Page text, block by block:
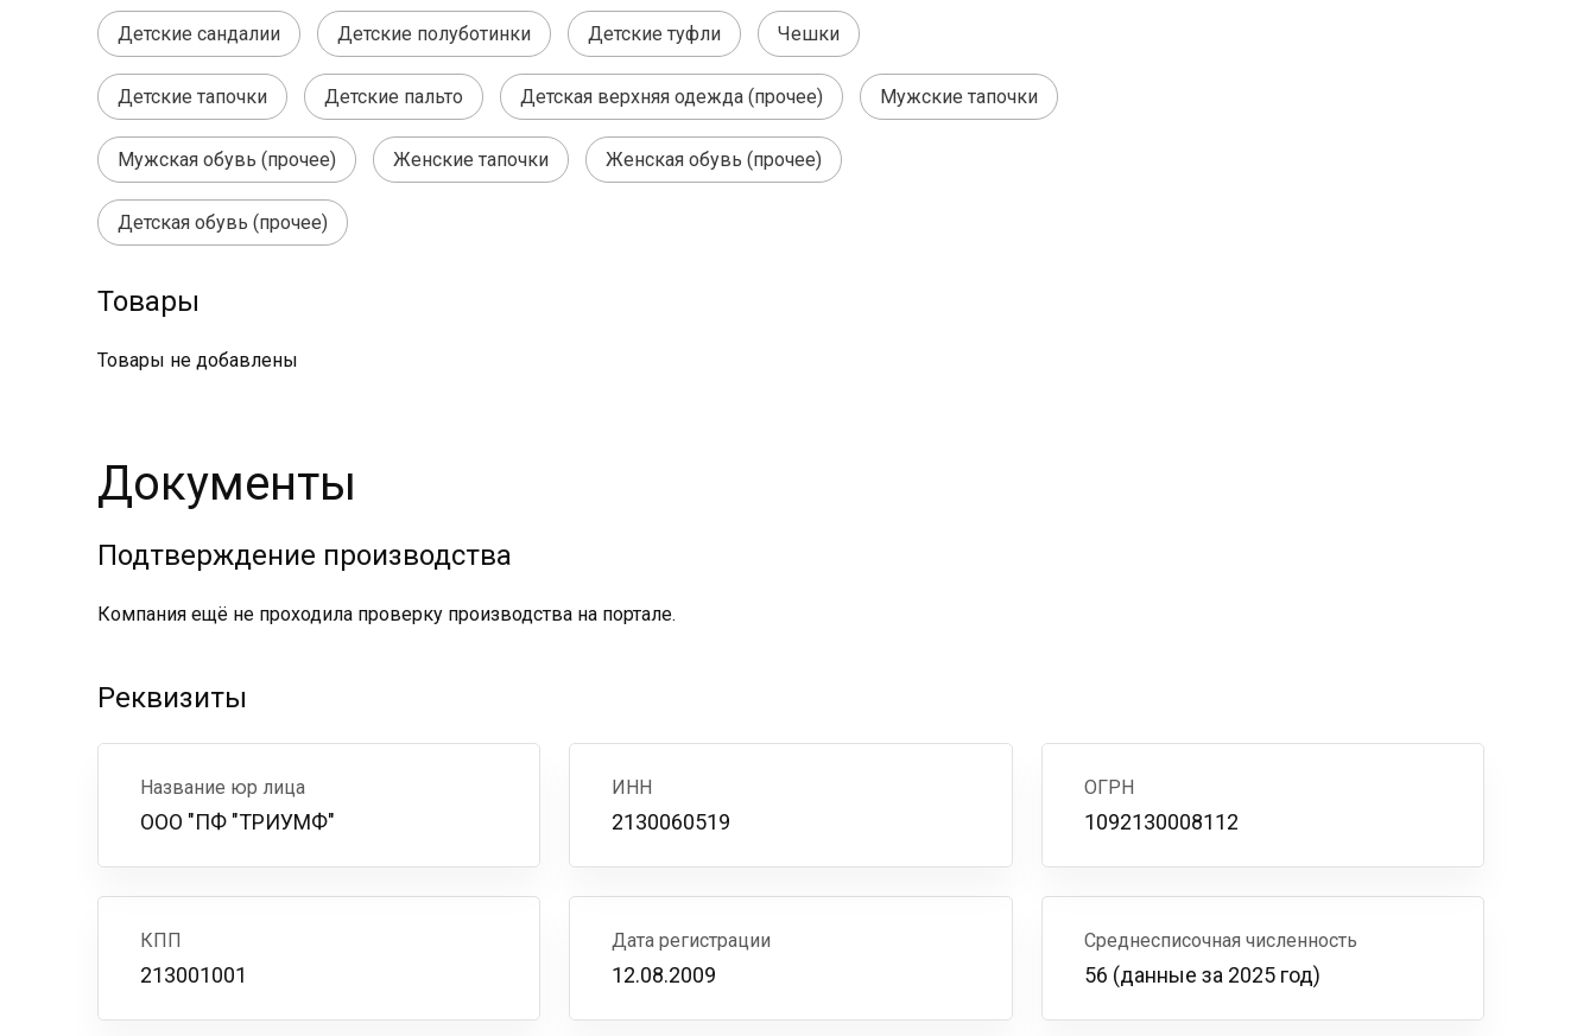
Детские сандалии Детские полуботинки Детские туфли Чешки
Детские тапочки Детские пальто Детская верхняя одежда (прочее) Мужские тапочки
Мужская обувь (прочее) Женские тапочки Женская обувь (прочее)
Детская обувь (прочее)
Товары
Товары не добавлены
Документы
Подтверждение производства
Компания ещё не проходила проверку производства на портале.
Реквизиты
Название юр лица
ООО "ПФ "ТРИУМФ"
ИНН
2130060519
ОГРН
1092130008112
КПП
213001001
Дата регистрации
12.08.2009
Среднесписочная численность
56 (данные за 2025 год)